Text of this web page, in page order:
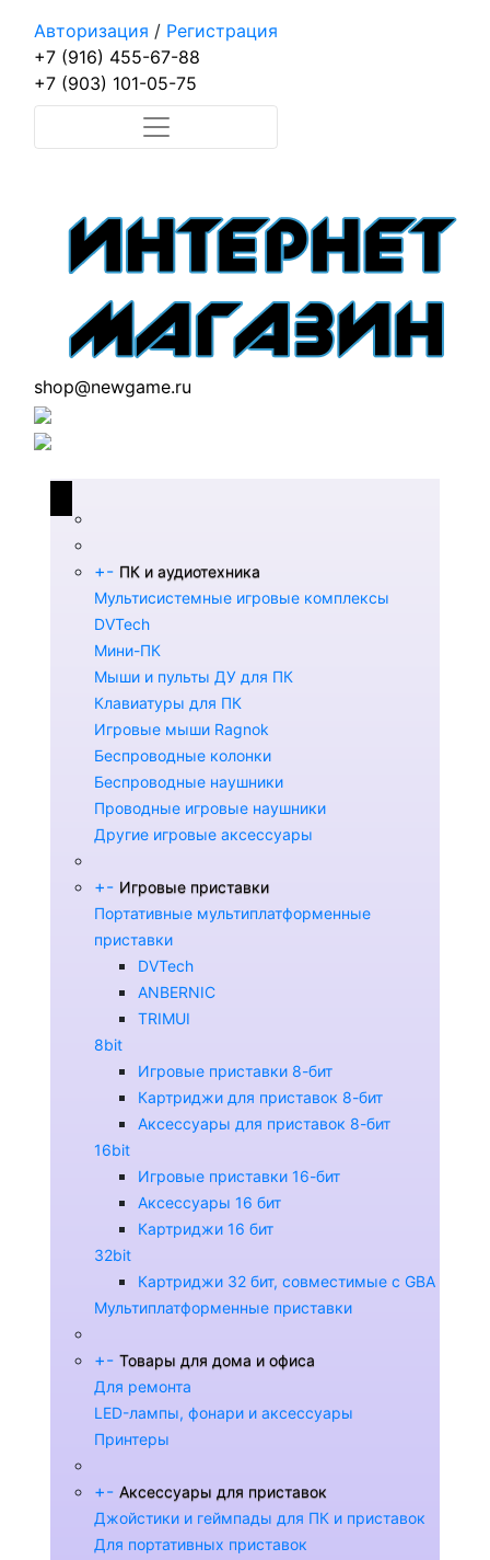
Авторизация / Регистрация
+7 (916) 455-67-88
+7 (903) 101-05-75
shop@newgame.ru
+- ПК и аудиотехника
Мультисистемные игровые комплексы
DVTech
Мини-ПК
Мыши и пульты ДУ для ПК
Клавиатуры для ПК
Игровые мыши Ragnok
Беспроводные колонки
Беспроводные наушники
Проводные игровые наушники
Другие игровые аксессуары
+- Игровые приставки
Портативные мультиплатформенные
приставки
DVTech
ANBERNIC
TRIMUI
8bit
Игровые приставки 8-бит
Картриджи для приставок 8-бит
Аксессуары для приставок 8-бит
16bit
Игровые приставки 16-бит
Аксессуары 16 бит
Картриджи 16 бит
32bit
Картриджи 32 бит, совместимые с GBA
Мультиплатформенные приставки
+- Товары для дома и офиса
Для ремонта
LED-лампы, фонари и аксессуары
Принтеры
+- Аксессуары для приставок
Джойстики и геймпады для ПК и приставок
Для портативных приставок